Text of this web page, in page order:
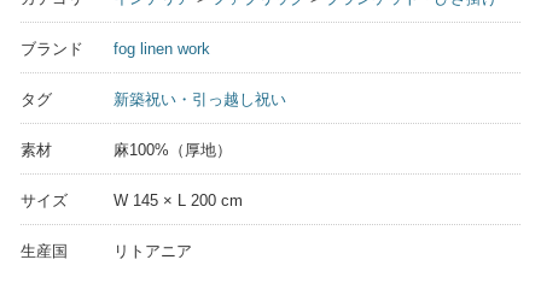
ブランド fog linen work
タグ 新築祝い・引っ越し祝い
素材 麻100%（厚地）
サイズ W 145 × L 200 cm
生産国 リトアニア